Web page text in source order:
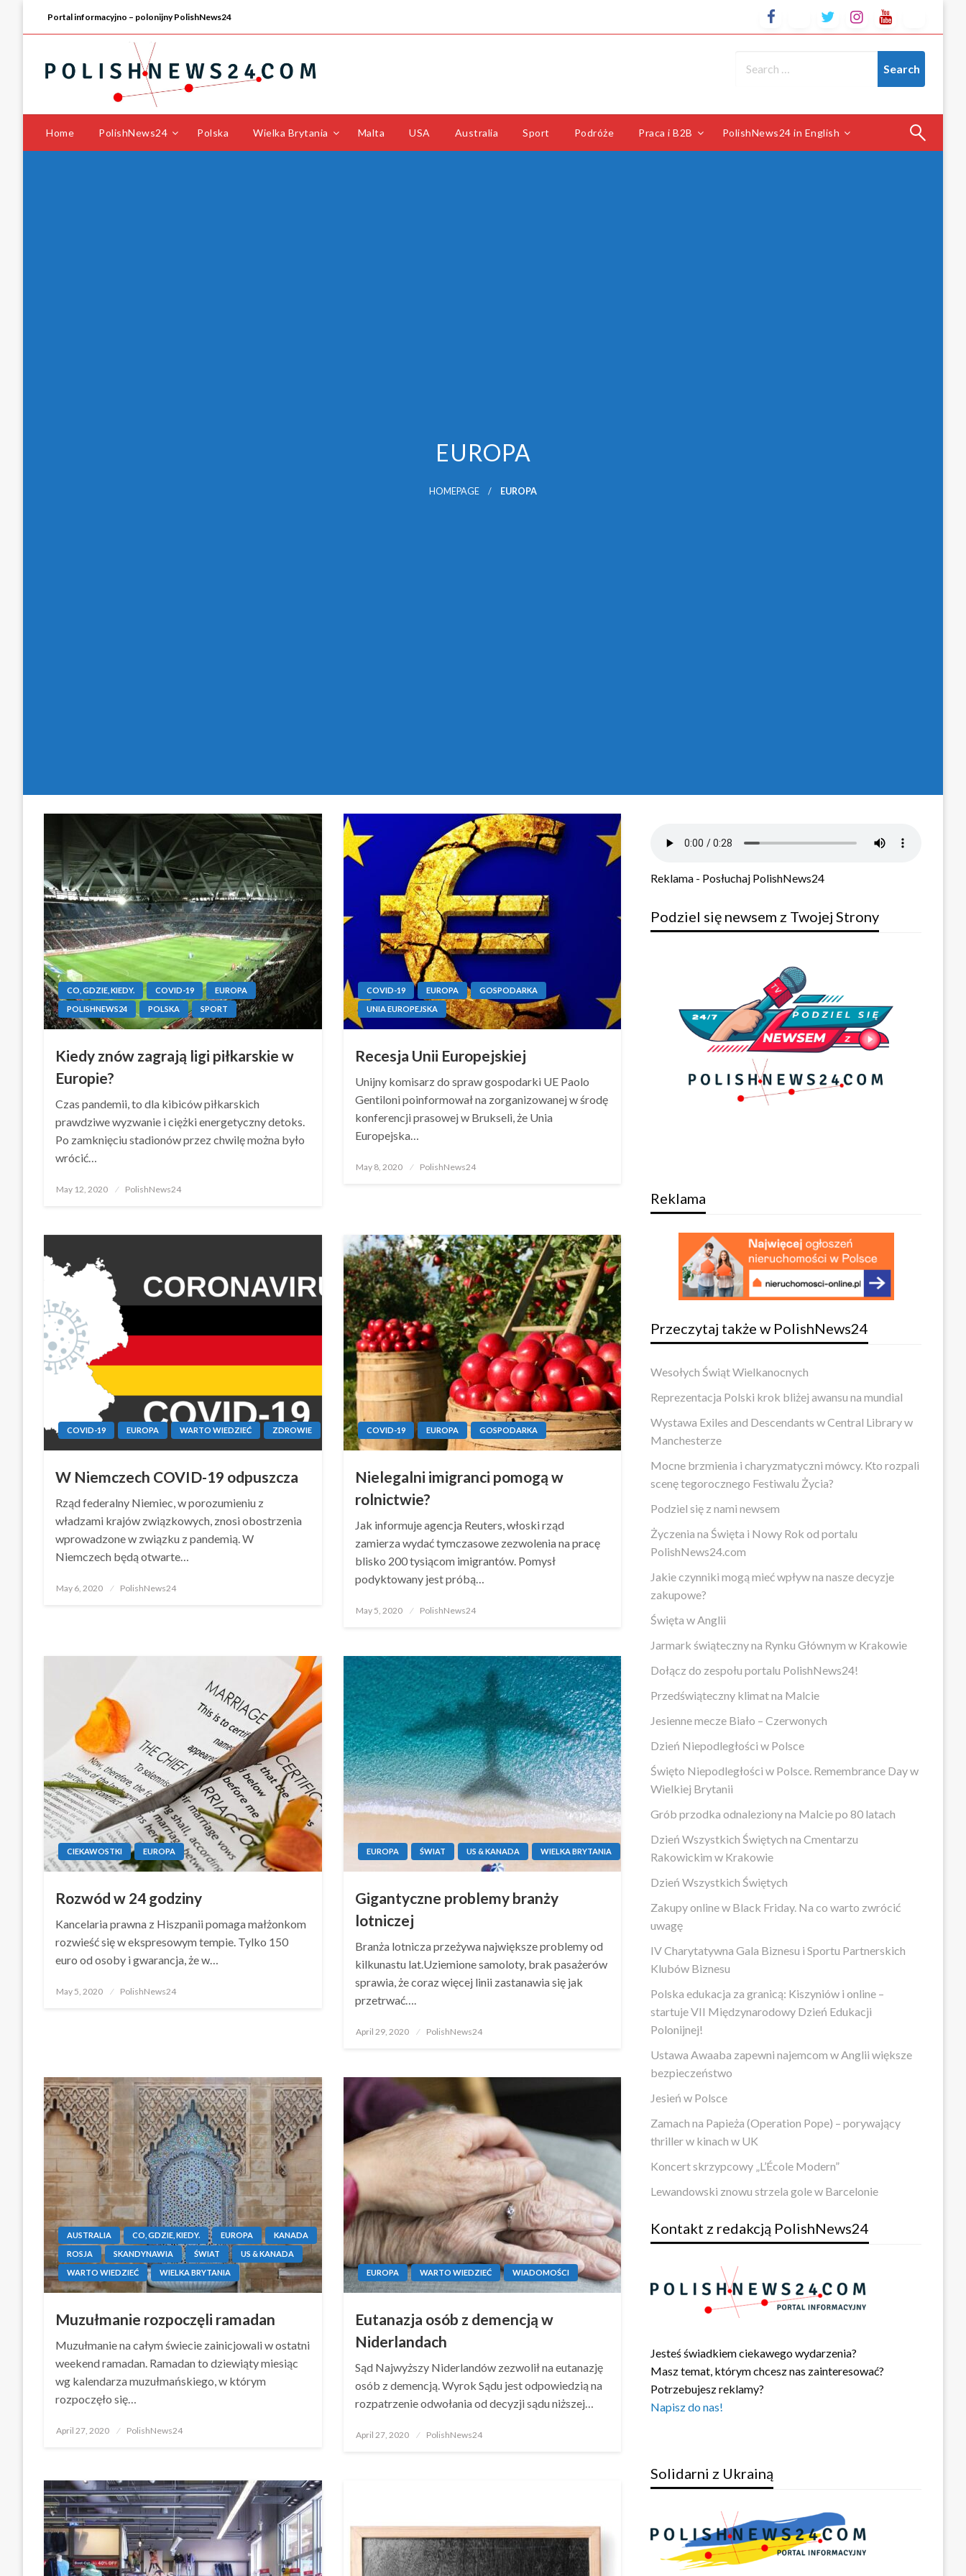
Portal informacyjno – polonijny PolishNews24
Home PolishNews24 Polska Wielka Brytania Malta USA Australia Sport Podróże Praca i B2B PolishNews24 in English
EUROPA
HOMEPAGE EUROPA
CO, GDZIE, KIEDY. COVID-19
EUROPA
POLISHNEWS24
POLSKA SPORT
Kiedy znów zagrają ligi piłkarskie w
Europie?
Czas pandemii, to dla kibiców piłkarskich
prawdziwe wyzwanie i ciężki energetyczny detoks.
Po zamknięciu stadionów przez chwilę można było
wrócić…
Posted
May 12, 2020 PolishNews24
COVID-19 EUROPA
GOSPODARKA
UNIA EUROPEJSKA
Recesja Unii Europejskiej
Unijny komisarz do spraw gospodarki UE Paolo
Gentiloni poinformował na zorganizowanej w środę
konferencji prasowej w Brukseli, że Unia
Europejska…
Posted
May 8, 2020 PolishNews24
COVID-19 EUROPA WARTO WIEDZIEĆ ZDROWIE
W Niemczech COVID-19 odpuszcza
Rząd federalny Niemiec, w porozumieniu z
władzami krajów związkowych, znosi obostrzenia
wprowadzone w związku z pandemią. W
Niemczech będą otwarte…
Posted
May 6, 2020 PolishNews24
COVID-19 EUROPA GOSPODARKA
Nielegalni imigranci pomogą w
rolnictwie?
Jak informuje agencja Reuters, włoski rząd
zamierza wydać tymczasowe zezwolenia na pracę
blisko 200 tysiącom imigrantów. Pomysł
podyktowany jest próbą…
Posted
May 5, 2020 PolishNews24
CIEKAWOSTKI EUROPA
Rozwód w 24 godziny
Kancelaria prawna z Hiszpanii pomaga małżonkom
rozwieść się w ekspresowym tempie. Tylko 150
euro od osoby i gwarancja, że w…
Posted
May 5, 2020 PolishNews24
EUROPA ŚWIAT US & KANADA WIELKA BRYTANIA
Gigantyczne problemy branży
lotniczej
Branża lotnicza przeżywa największe problemy od
kilkunastu lat.Uziemione samoloty, brak pasażerów
sprawia, że coraz więcej linii zastanawia się jak
przetrwać….
Posted
April 29, 2020 PolishNews24
AUSTRALIA CO, GDZIE, KIEDY. EUROPA
KANADA
ROSJA
SKANDYNAWIA ŚWIAT
US & KANADA
WARTO WIEDZIEĆ
WIELKA BRYTANIA
Muzułmanie rozpoczęli ramadan
Muzułmanie na całym świecie zainicjowali w ostatni
weekend ramadan. Ramadan to dziewiąty miesiąc
wg kalendarza muzułmańskiego, w którym
rozpoczęło się…
Posted
April 27, 2020 PolishNews24
EUROPA WARTO WIEDZIEĆ WIADOMOŚCI
Eutanazja osób z demencją w
Niderlandach
Sąd Najwyższy Niderlandów zezwolił na eutanazję
osób z demencją. Wyrok Sądu jest odpowiedzią na
rozpatrzenie odwołania od decyzji sądu niższej…
Posted
April 27, 2020 PolishNews24
Reklama - Posłuchaj PolishNews24
Podziel się newsem z Twojej Strony
Reklama
Przeczytaj także w PolishNews24
Wesołych Świąt Wielkanocnych
Reprezentacja Polski krok bliżej awansu na mundial
Wystawa Exiles and Descendants w Central Library w
Manchesterze
Mocne brzmienia i charyzmatyczni mówcy. Kto rozpali
scenę tegorocznego Festiwalu Życia?
Podziel się z nami newsem
Życzenia na Święta i Nowy Rok od portalu
PolishNews24.com
Jakie czynniki mogą mieć wpływ na nasze decyzje
zakupowe?
Święta w Anglii
Jarmark świąteczny na Rynku Głównym w Krakowie
Dołącz do zespołu portalu PolishNews24!
Przedświąteczny klimat na Malcie
Jesienne mecze Biało – Czerwonych
Dzień Niepodległości w Polsce
Święto Niepodległości w Polsce. Remembrance Day w
Wielkiej Brytanii
Grób przodka odnaleziony na Malcie po 80 latach
Dzień Wszystkich Świętych na Cmentarzu
Rakowickim w Krakowie
Dzień Wszystkich Świętych
Zakupy online w Black Friday. Na co warto zwrócić
uwagę
IV Charytatywna Gala Biznesu i Sportu Partnerskich
Klubów Biznesu
Polska edukacja za granicą: Kiszyniów i online –
startuje VII Międzynarodowy Dzień Edukacji
Polonijnej!
Ustawa Awaaba zapewni najemcom w Anglii większe
bezpieczeństwo
Jesień w Polsce
Zamach na Papieża (Operation Pope) – porywający
thriller w kinach w UK
Koncert skrzypcowy „L’École Modern”
Lewandowski znowu strzela gole w Barcelonie
Kontakt z redakcją PolishNews24
Jesteś świadkiem ciekawego wydarzenia?
Masz temat, którym chcesz nas zainteresować?
Potrzebujesz reklamy?
Napisz do nas!
Solidarni z Ukrainą